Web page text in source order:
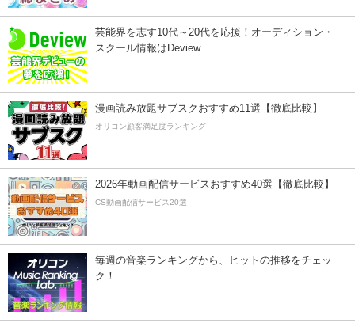
芸能界を志す10代～20代を応援！オーディション・
スクール情報はDeview
漫画読み放題サブスクおすすめ11選【徹底比較】
オリコン顧客満足度ランキング
2026年動画配信サービスおすすめ40選【徹底比較】
CS動画配信サービス20選
毎週の音楽ランキングから、ヒットの推移をチェッ
ク！